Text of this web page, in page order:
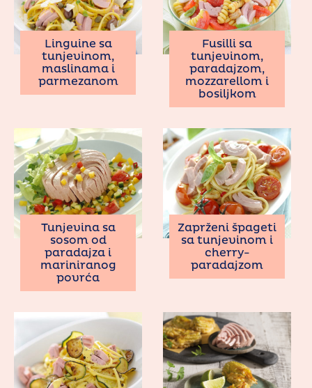
Linguine sa
tunjevinom,
maslinama i
parmezanom
Fusilli sa
tunjevinom,
paradajzom,
mozzarellom i
bosiljkom
Tunjevina sa
sosom od
paradajza i
mariniranog
povrća
Zaprženi špageti
sa tunjevinom i
cherry-
paradajzom